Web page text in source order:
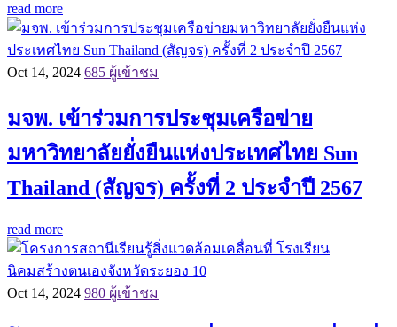
read more
Oct 14, 2024 685 ผู้เข้าชม
มจพ. เข้าร่วมการประชุมเครือข่าย
มหาวิทยาลัยยั่งยืนแห่งประเทศไทย Sun
Thailand (สัญจร) ครั้งที่ 2 ประจำปี 2567
read more
Oct 14, 2024 980 ผู้เข้าชม